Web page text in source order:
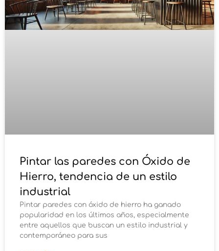
Pintar las paredes con Óxido de
Hierro, tendencia de un estilo
industrial
Pintar paredes con óxido de hierro ha ganado
popularidad en los últimos años, especialmente
entre aquellos que buscan un estilo industrial y
contemporáneo para sus